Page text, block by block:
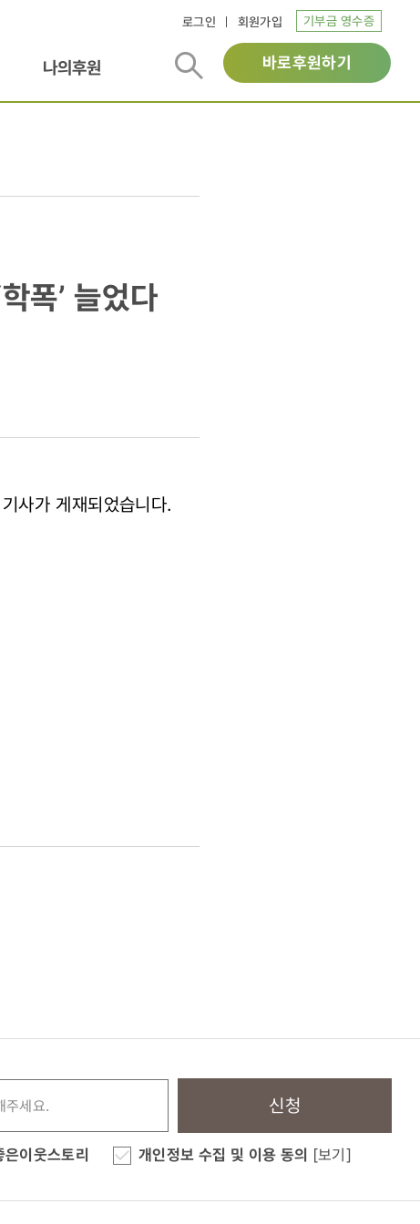
로그인 회원가입 기부금 영수증
나의후원 바로후원하기
폭’ 늘었다
사가 게재되었습니다.
신청
은이웃스토리 개인정보 수집 및 이용 동의 [보기]